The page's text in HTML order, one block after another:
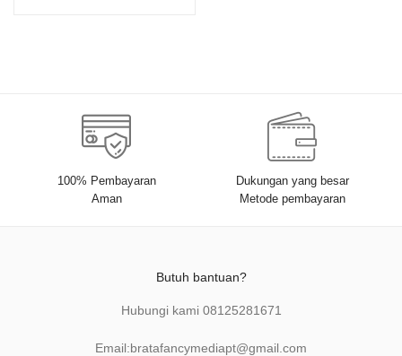
100% Pembayaran
Aman
Dukungan yang besar
Metode pembayaran
Butuh bantuan?
Hubungi kami 08125281671
Email:bratafancymediapt@gmail.com